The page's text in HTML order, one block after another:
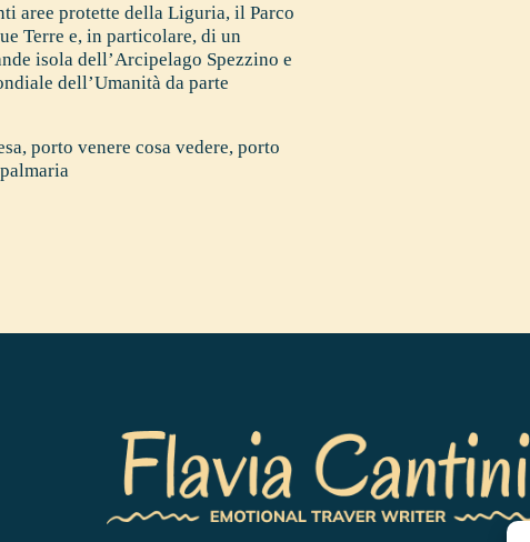
aree protette della Liguria, il Parco
Terre e, in particolare, di un
isola dell’Arcipelago Spezzino e
dell’Umanità da parte
,porto venere cosa vedere,porto